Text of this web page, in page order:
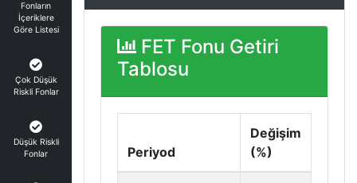
Fonların
İçeriklere
Göre Listesi
Çok Düşük
Riskli Fonlar
Düşük Riskli
Fonlar
FET Fonu Getiri
Tablosu
Periyod
Değişim
(%)